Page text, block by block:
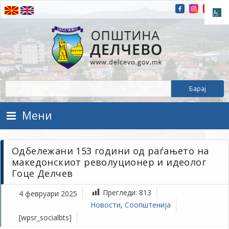
Прескокнете на содржината
Општина Делчево
Општина Делчево
Мени
Oдбележани 153 години од раѓањето на
македонскиот револуционер и идеолог
Гоце Делчев
4 февруари 2025 Прегледи: 813
Новости, Соопштенија
[wpsr_socialbts]